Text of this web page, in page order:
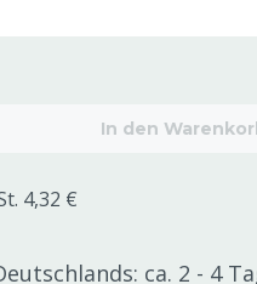
In den
4,32 €
ca. 2 - 4